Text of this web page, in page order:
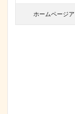
ホームページ